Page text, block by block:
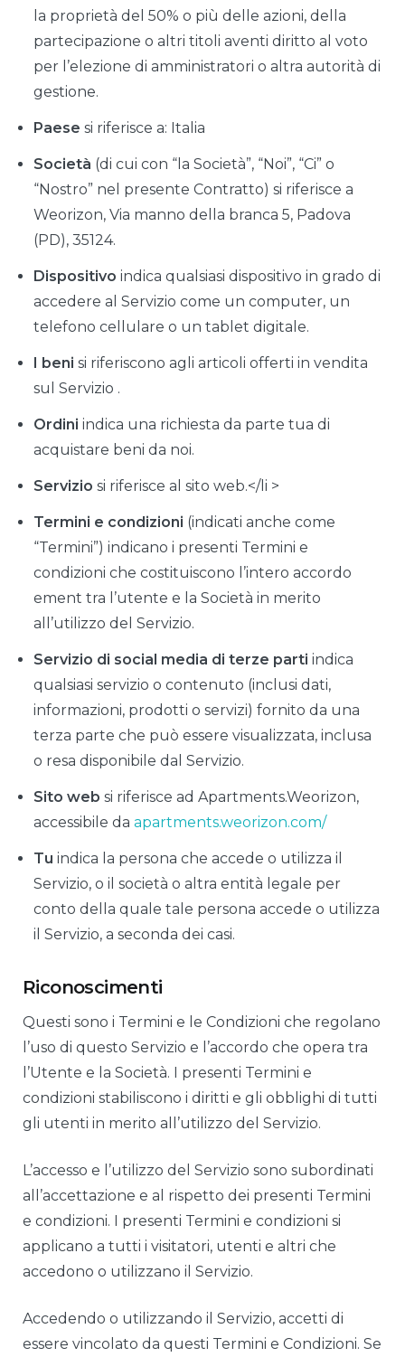
la proprietà del 50% o più delle azioni, della
partecipazione o altri titoli aventi diritto al voto
per l’elezione di amministratori o altra autorità di
gestione.
Paese si riferisce a: Italia
Società (di cui con “la Società”, “Noi”, “Ci” o
“Nostro” nel presente Contratto) si riferisce a
Weorizon, Via manno della branca 5, Padova
(PD), 35124.
Dispositivo indica qualsiasi dispositivo in grado di
accedere al Servizio come un computer, un
telefono cellulare o un tablet digitale.
I beni si riferiscono agli articoli offerti in vendita
sul Servizio .
Ordini indica una richiesta da parte tua di
acquistare beni da noi.
Servizio si riferisce al sito web.</li >
Termini e condizioni (indicati anche come
“Termini”) indicano i presenti Termini e
condizioni che costituiscono l’intero accordo
ement tra l’utente e la Società in merito
all’utilizzo del Servizio.
Servizio di social media di terze parti indica
qualsiasi servizio o contenuto (inclusi dati,
informazioni, prodotti o servizi) fornito da una
terza parte che può essere visualizzata, inclusa
o resa disponibile dal Servizio.
Sito web si riferisce ad Apartments.Weorizon,
accessibile da apartments.weorizon.com/
Tu indica la persona che accede o utilizza il
Servizio, o il società o altra entità legale per
conto della quale tale persona accede o utilizza
il Servizio, a seconda dei casi.
Riconoscimenti
Questi sono i Termini e le Condizioni che regolano
l’uso di questo Servizio e l’accordo che opera tra
l’Utente e la Società. I presenti Termini e
condizioni stabiliscono i diritti e gli obblighi di tutti
gli utenti in merito all’utilizzo del Servizio.
L’accesso e l’utilizzo del Servizio sono subordinati
all’accettazione e al rispetto dei presenti Termini
e condizioni. I presenti Termini e condizioni si
applicano a tutti i visitatori, utenti e altri che
accedono o utilizzano il Servizio.
Accedendo o utilizzando il Servizio, accetti di
essere vincolato da questi Termini e Condizioni. Se